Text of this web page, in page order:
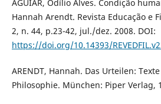
AGUIAR, Odílio Alves. Condição
Hannah Arendt. Revista Educação e
2, n. 44, p.23-42, jul./dez. 2008. DOI:
https://doi.org/10.14393/
ARENDT, Hannah. Das Urteilen:
Philosophie. München: Piper Verlag,